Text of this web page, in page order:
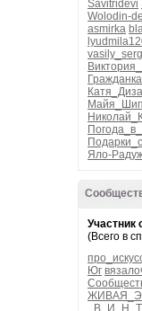
Savitridevi
Wolodin-
asmirka
Яло-
Участник
(Всего в
Юг